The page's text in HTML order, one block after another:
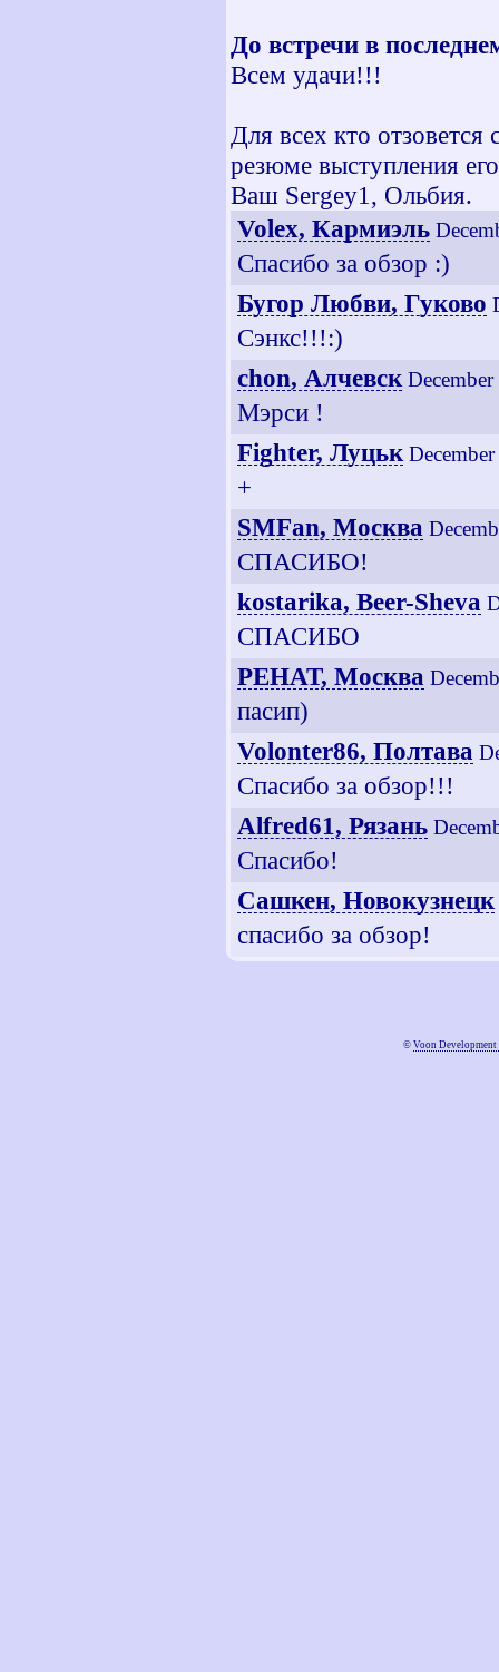
До встречи в
Всем удачи!!!
Для всех кто отзовется
резюме выступления
Ваш Sergey1, Ольбия.
Volex, Кармиэль
Спасибо за обзор :)
Бугор Любви, Гуково
Сэнкс!!!:)
chon, Алчевск
Мэрси !
Fighter, Луцьк
+
SMFan, Москва
СПАСИБО!
kostarika, Beer-Sheva
СПАСИБО
PEHAT, Москва
пасип)
Volonter86, Полтава
Спасибо за обзор!!!
Alfred61, Рязань
Спасибо!
Сашкен, Новокузнецк
спасибо за обзор!
© Voon Development